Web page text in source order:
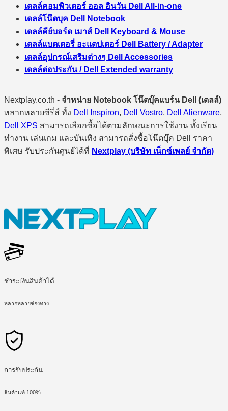
เดลล์คอมพิวเตอร์ ออล อินวัน Dell All-in-one
เดลล์โน๊ตบุค Dell Notebook
เดลล์คีย์บอร์ด เมาส์ Dell Keyboard & Mouse
เดลล์แบตเตอรี่ อะแดปเตอร์ Dell Battery / Adapter
เดลล์อุปกรณ์เสริมต่างๆ Dell Accessories
เดลล์ต่อประกัน / Dell Extended warranty
Nextplay.co.th - จำหน่าย Notebook โน๊ตบุ๊คแบร์น Dell (เดลล์)
หลากหลายซีรี่ส์ ทั้ง Dell Inspiron, Dell Vostro, Dell Alienware,
Dell XPS สามารถเลือกซื้อได้ตามลักษณะการใช้งาน ทั้งเรียน
ทำงาน เล่นเกม และบันเทิง สามารถสั่งซื้อโน๊ตบุ๊ค Dell ราคา
พิเศษ รับประกันศูนย์ได้ที่ Nextplay (บริษัท เน็กซ์เพลย์ จำกัด)
ชำระเงินสินค้าได้
หลากหลายช่องทาง
การรับประกัน
สินค้าแท้ 100%